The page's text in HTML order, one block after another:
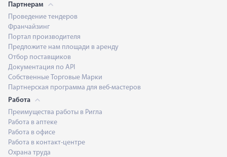
Партнерам
Проведение тендеров
Франчайзинг
Портал производителя
Предложите нам площади в аренду
Отбор поставщиков
Документация по API
Собственные Торговые Марки
Партнерская программа для веб-мастеров
Работа
Преимущества работы в Ригла
Работа в аптеке
Работа в офисе
Работа в контакт-центре
Охрана труда